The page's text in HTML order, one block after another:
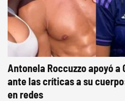
Antonela Roccuzzo apoyó a
ante las críticas a su
en redes